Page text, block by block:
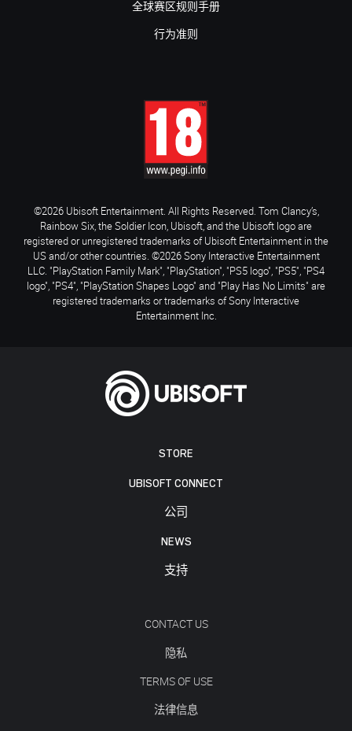
STORE
UBISOFT CONNECT
公司
NEWS
支持
CONTACT US
隐私
TERMS OF USE
法律信息
全球赛区规则手册
行为准则
©2026 Ubisoft Entertainment. All Rights Reserved. Tom Clancy’s,
Rainbow Six, the Soldier Icon, Ubisoft, and the Ubisoft logo are
registered or unregistered trademarks of Ubisoft Entertainment in the
US and/or other countries. ©2026 Sony Interactive Entertainment
LLC. "PlayStation Family Mark", "PlayStation", "PS5 logo", "PS5", "PS4
logo", "PS4", "PlayStation Shapes Logo" and "Play Has No Limits" are
registered trademarks or trademarks of Sony Interactive
Entertainment Inc.